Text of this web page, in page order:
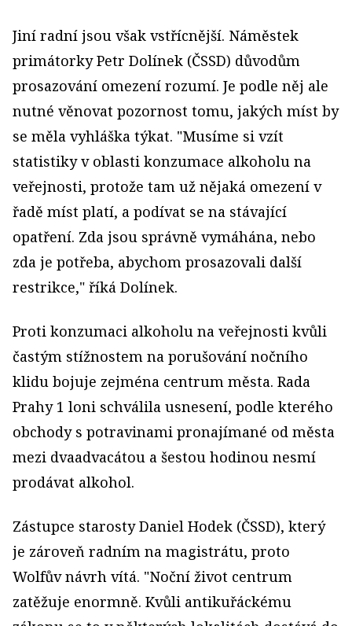
Jiní radní jsou však vstřícnější. Náměstek
primátorky Petr Dolínek (ČSSD) důvodům
prosazování omezení rozumí. Je podle něj ale
nutné věnovat pozornost tomu, jakých míst by
se měla vyhláška týkat. "Musíme si vzít
statistiky v oblasti konzumace alkoholu na
veřejnosti, protože tam už nějaká omezení v
řadě míst platí, a podívat se na stávající
opatření. Zda jsou správně vymáhána, nebo
zda je potřeba, abychom prosazovali další
restrikce," říká Dolínek.
Proti konzumaci alkoholu na veřejnosti kvůli
častým stížnostem na porušování nočního
klidu bojuje zejména centrum města. Rada
Prahy 1 loni schválila usnesení, podle kterého
obchody s potravinami pronajímané od města
mezi dvaadvacátou a šestou hodinou nesmí
prodávat alkohol.
Zástupce starosty Daniel Hodek (ČSSD), který
je zároveň radním na magistrátu, proto
Wolfův návrh vítá. "Noční život centrum
zatěžuje enormně. Kvůli antikuřáckému